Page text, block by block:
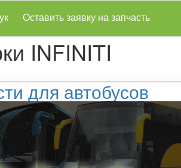
Оставить заявку на запчасть
INFINITI
для автобусов